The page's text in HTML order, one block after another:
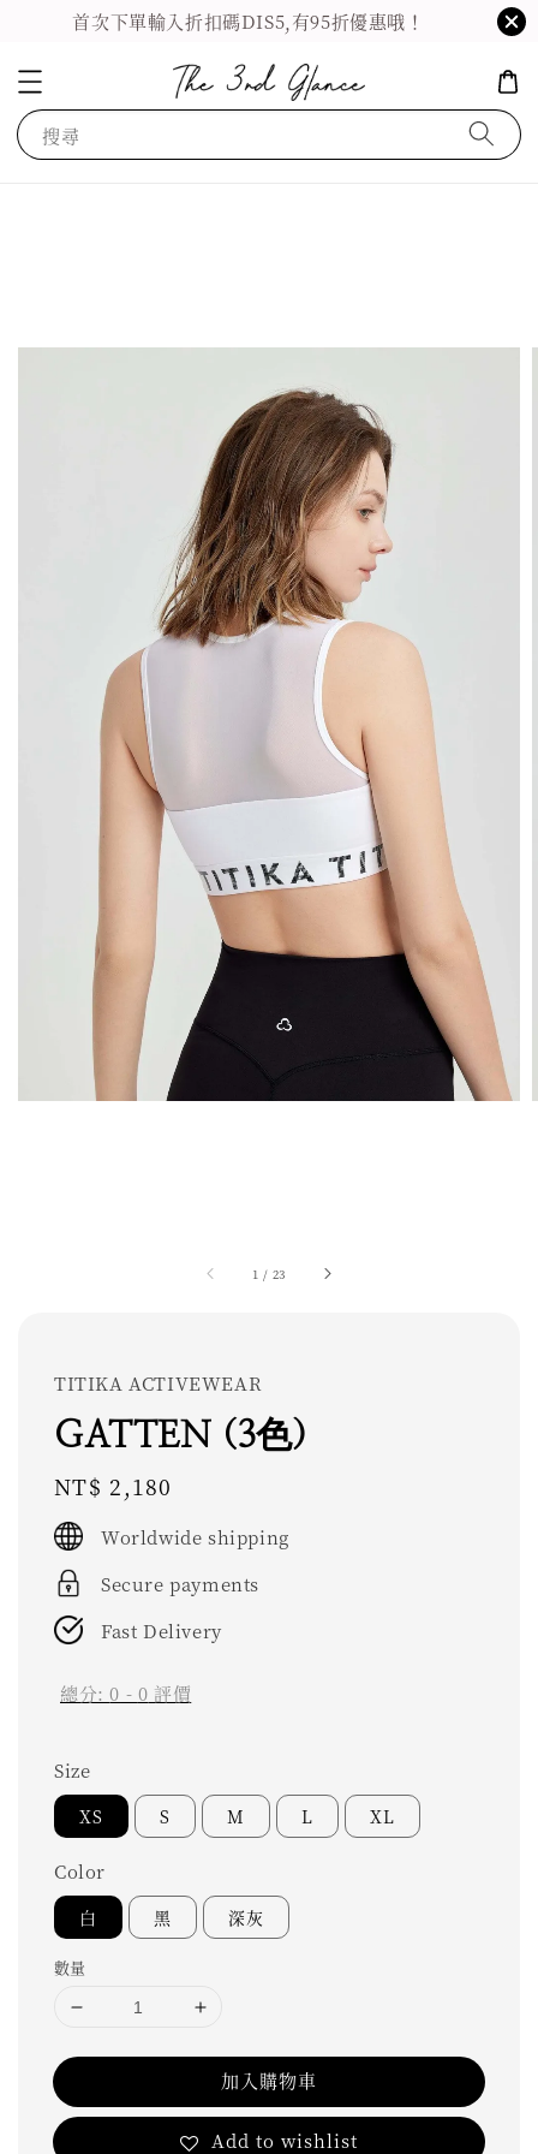
首次下單輸入折扣碼DIS5,有95折優惠哦！
搜尋
1 / 23
TITIKA ACTIVEWEAR
GATTEN (3色)
Regular
price
NT$ 2,180
Worldwide shipping
Secure payments
Fast Delivery
總分:0 - 0 評價
Size
XS S M L XL
Color
白 黑 深灰
數量
加入購物車
Add to wishlist